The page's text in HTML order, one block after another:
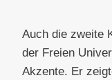
Auch die zweite
der Freien
Akzente. Er